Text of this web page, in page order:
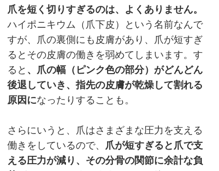
爪を短く切りすぎるのは、よくありません。
ハイポニキウム（爪下皮）という名前なんで
すが、爪の裏側にも皮膚があり、爪が短すぎ
るとその皮膚の働きを弱めてしまいます。す
ると 、爪の幅（ピンク色の部分）がどんどん
後退していき、指先の皮膚が乾燥して割れる
原因になったりすることも。
さらにいうと、爪はさまざまな圧力を支える
働きをしているので、 爪が短すぎると爪で支
える圧力が減り、その分骨の関節に余計な負